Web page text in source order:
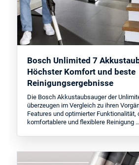
Bosch Unlimited 7
Höchster Komfort und beste
Reinigungsergebnisse
Die Bosch Akkustaubsauger der
überzeugen im Vergleich zu ihren
Features und optimierter Funktionalität,
komfortablere und flexiblere Reinigung …